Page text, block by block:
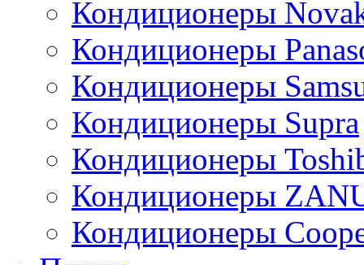
Кондиционеры
Кондиционеры
Кондиционеры
Кондиционеры Supra
Кондиционеры
Кондиционеры
Кондиционеры